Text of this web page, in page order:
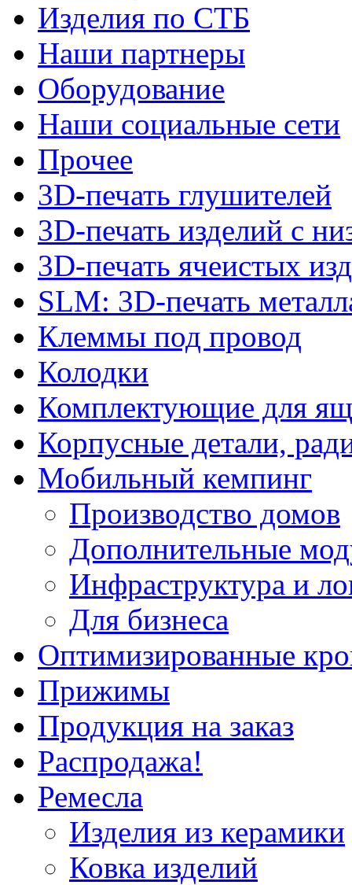
Изделия по СТБ
Наши партнеры
Оборудование
Наши социальные сети
Прочее
3D-печать глушителей
3D-печать изделий с
3D-печать ячеистых
SLM: 3D-печать
Клеммы под провод
Колодки
Комплектующие для
Корпусные детали,
Мобильный кемпинг
Производство домов
Дополнительные
Инфраструктура и
Для бизнеса
Оптимизированные
Прижимы
Продукция на заказ
Распродажа!
Ремесла
Изделия из керамики
Ковка изделий